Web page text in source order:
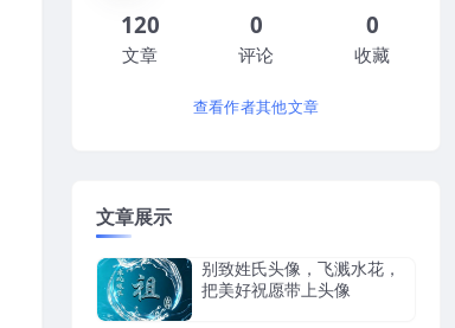
120
文章
0
评论
0
收藏
查看作者其他文章
文章展示
别致姓氏头像，飞溅水花，
把美好祝愿带上头像